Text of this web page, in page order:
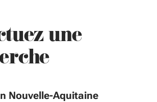
une
Nouvelle-Aquitaine